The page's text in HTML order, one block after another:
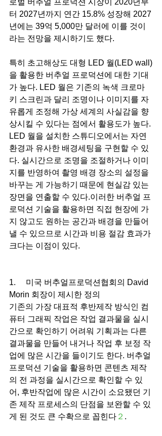
로벌 버추얼 프로덕션 시장이 2020년부
터 2027년까지 연간 15.8% 성장해 2027
년에는 39억 5,000만 달러에 이를 것이
라는 전망을 제시하기도 했다.
특히 초고해상도 대형 LED 월(LED wall)
을 활용한 버추얼 프로덕션에 대한 기대
가 높다. LED 월은 기존의 녹색 크로마
키 스크린과 달리 조명이나 이미지를 자
유롭게 조정해 가상 세계의 사실감을 향
상시킬 수 있다는 점에서 활용도가 높다.
LED 월을 설치한 스튜디오에서는 자연
환경과 유사한 배경세팅을 구현할 수 있
다. 실시간으로 조명을 조절하거나 이미
지를 반영하여 촬영 배경 장소의 설정을
바꾸는 게 가능하기 때문에 현실감 있는
장면을 연출할 수 있다.이러한 버추얼 프
로덕션 기술을 활용하면 직접 현장에 가
지 않고도 원하는 공간과 배경을 만들어
낼 수 있으므로 시간과 비용 절감 효과가
크다는 이점이 있다.
1.     미국 버추얼프로덕션협회의 David
Morin 회장이 제시한 정의
기존의 가장 대표적 후반제작 방식인 컴
퓨터 그래픽 작업은 작업 결과물을 실시
간으로 확인하기 어려워 기획과는 다른
결과물을 만들어 내거나 작업 후 보정 작
업에 많은 시간을 들이기도 한다. 버추얼
프로덕션 기술을 활용하면 콘텐츠 제작
의 전 과정을 실시간으로 확인할 수 있
어, 후반작업에 많은 시간이 소요됐던 기
존 제작 프로세스의 단점을 보완할 수 있
게 된 것도 큰 수확으로 꼽힌다 ２ .